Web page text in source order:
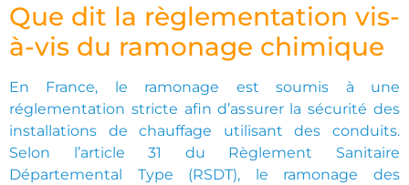
Que dit la règlementation vis-
à-vis du ramonage chimique
En France, le ramonage est soumis à une
réglementation stricte afin d’assurer la sécurité des
installations de chauffage utilisant des conduits.
Selon l’article 31 du Règlement Sanitaire
Départemental Type (RSDT), le ramonage des